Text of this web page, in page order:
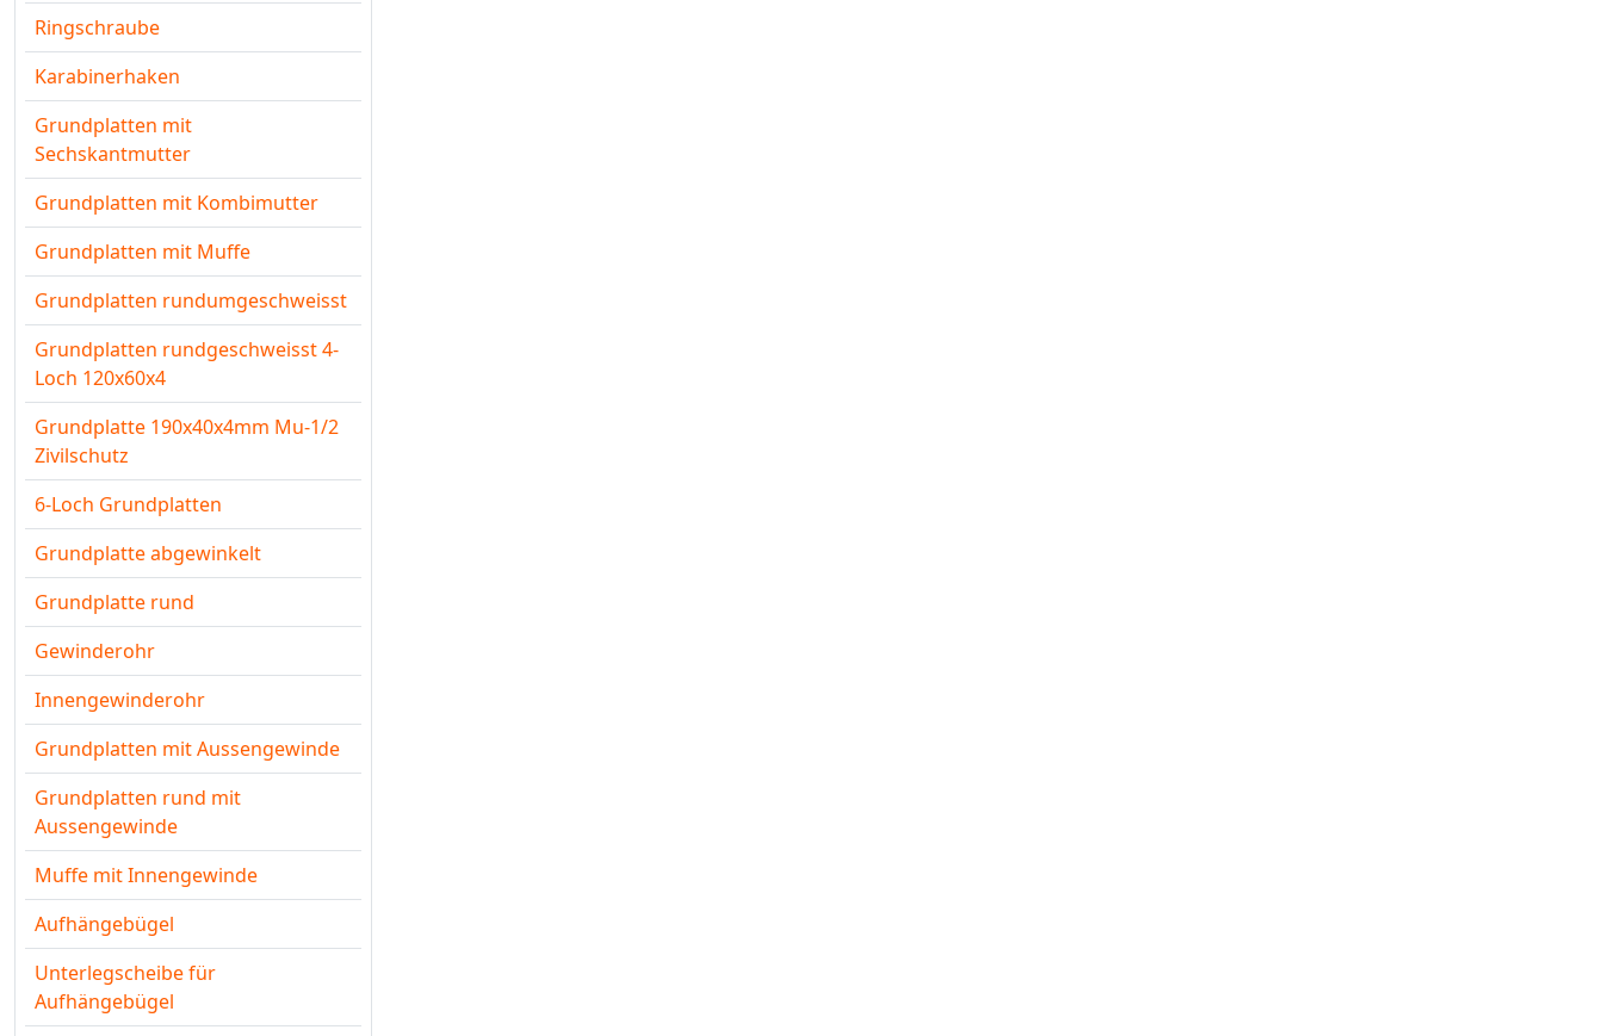
Ringschraube
Karabinerhaken
Grundplatten mit
Sechskantmutter
Grundplatten mit Kombimutter
Grundplatten mit Muffe
Grundplatten rundumgeschweisst
Grundplatten rundgeschweisst 4-
Loch 120x60x4
Grundplatte 190x40x4mm Mu-1/2
Zivilschutz
6-Loch Grundplatten
Grundplatte abgewinkelt
Grundplatte rund
Gewinderohr
Innengewinderohr
Grundplatten mit Aussengewinde
Grundplatten rund mit
Aussengewinde
Muffe mit Innengewinde
Aufhängebügel
Unterlegscheibe für
Aufhängebügel